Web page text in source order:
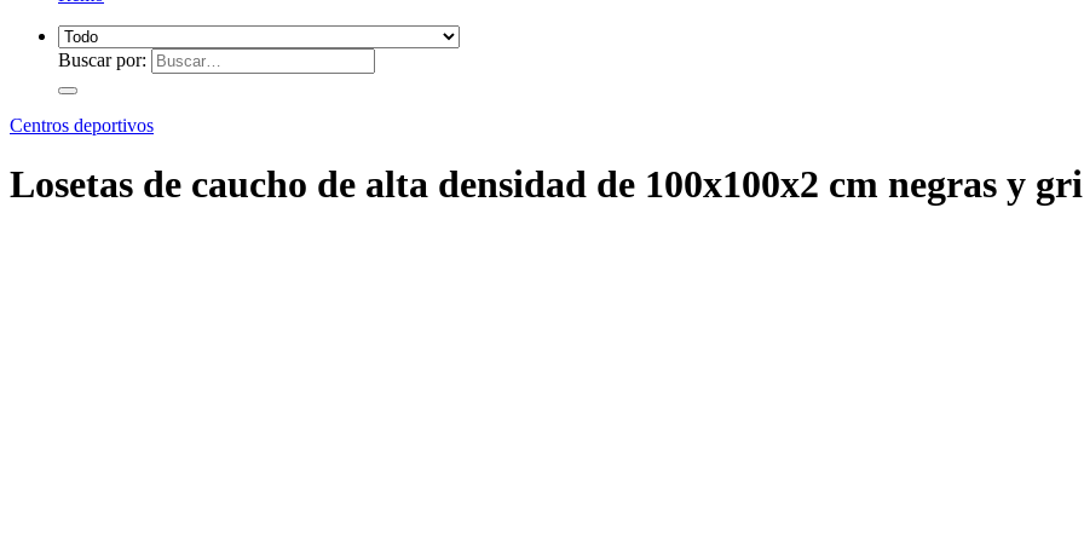
Buscar por:
Centros deportivos
Losetas de caucho de alta densidad de 100x100x2 cm negras y